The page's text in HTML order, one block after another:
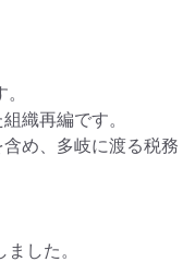
織再編です。
め、多岐に渡る税務
した。